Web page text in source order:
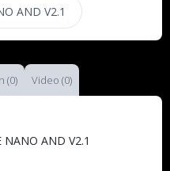
AND V2.1
(0) Video (0)
NANO AND V2.1